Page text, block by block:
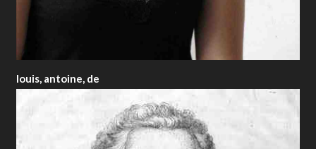
louis, antoine, de